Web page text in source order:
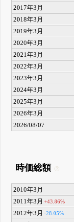
2017年3月
2018年3月
2019年3月
2020年3月
2021年3月
2022年3月
2023年3月
2024年3月
2025年3月
2026年3月
2026/08/07
時価総額
2010年3月
2011年3月 +43.86%
2012年3月 -28.05%